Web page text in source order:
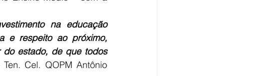
na educação
e respeito ao próximo,
do estado, de que todos
Cel. QOPM Antônio